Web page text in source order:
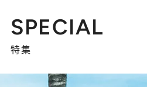
SPECIAL
特集